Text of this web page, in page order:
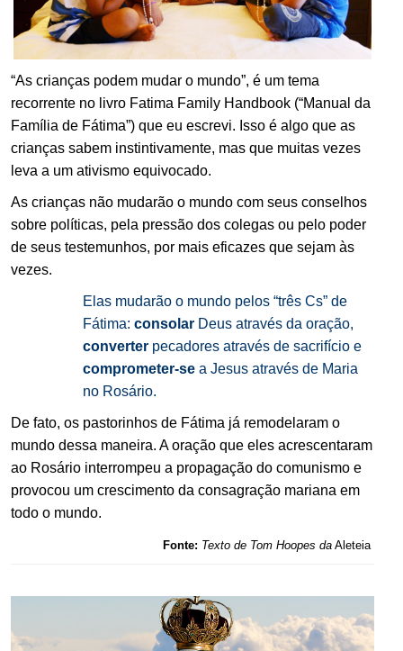
“As crianças podem mudar o mundo”, é um tema
recorrente no livro Fatima Family Handbook (“Manual da
Família de Fátima”) que eu escrevi. Isso é algo que as
crianças sabem instintivamente, mas que muitas vezes
leva a um ativismo equivocado.
As crianças não mudarão o mundo com seus conselhos
sobre políticas, pela pressão dos colegas ou pelo poder
de seus testemunhos, por mais eficazes que sejam às
vezes.
Elas mudarão o mundo pelos “três Cs” de
Fátima: consolar Deus através da oração,
converter pecadores através de sacrifício e
comprometer-se a Jesus através de Maria
no Rosário.
De fato, os pastorinhos de Fátima já remodelaram o
mundo dessa maneira. A oração que eles acrescentaram
ao Rosário interrompeu a propagação do comunismo e
provocou um crescimento da consagração mariana em
todo o mundo.
Fonte: Texto de Tom Hoopes da Aleteia.